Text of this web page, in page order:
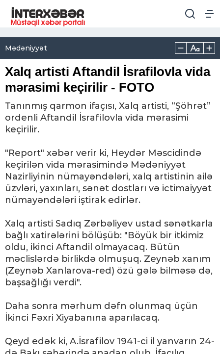
Mədəniyyət
Xalq artisti Aftandil İsrafilovla vida
mərasimi keçirilir - FOTO
Tanınmış qarmon ifaçısı, Xalq artisti, “Şöhrət”
ordenli Aftandil İsrafilovla vida mərasimi
keçirilir.
"Report" xəbər verir ki, Heydər Məscidində
keçirilən vida mərasimində Mədəniyyət
Nazirliyinin nümayəndələri, xalq artistinin ailə
üzvləri, yaxınları, sənət dostları və ictimaiyyət
nümayəndələri iştirak edirlər.
Xalq artisti Sadıq Zərbəliyev ustad sənətkarla
bağlı xatirələrini bölüşüb: "Böyük bir itkimiz
oldu, ikinci Aftandil olmayacaq. Bütün
məclislərdə birlikdə olmuşuq. Zeynəb xanım
(Zeynəb Xanlarova-red) özü gələ bilməsə də,
başsağlığı verdi".
Daha sonra mərhum dəfn olunmaq üçün
İkinci Fəxri Xiyabanına aparılacaq.
Qeyd edək ki, A.İsrafilov 1941-ci il yanvarın 24-